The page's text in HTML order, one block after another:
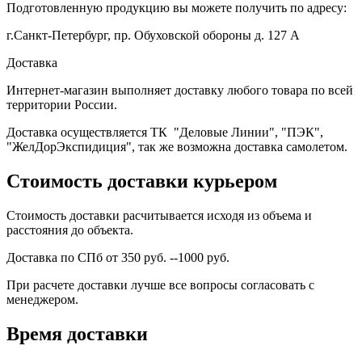
Подготовленную продукцию вы можете получить по адресу:
г.Санкт-Петербург, пр. Обуховской обороны д. 127 А
Доставка
Интернет-магазин выполняет доставку любого товара по всей
территории России.
Доставка осуществляется ТК "Деловые Линии", "ПЭК",
"ЖелДорЭкспидиция", так же возможна доставка самолетом.
Стоимость доставки курьером
Стоимость доставки расчитывается исходя из объема и
расстояния до объекта.
Доставка по СПб от 350 руб. --1000 руб.
При расчете доставки лучше все вопросы согласовать с
менеджером.
Время доставки